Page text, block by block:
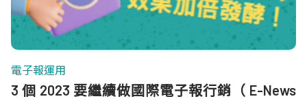
電子報運用
3 個 2023 要繼續做國際電子報行銷（ E-News